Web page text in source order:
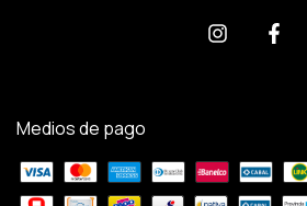
Medios de pago